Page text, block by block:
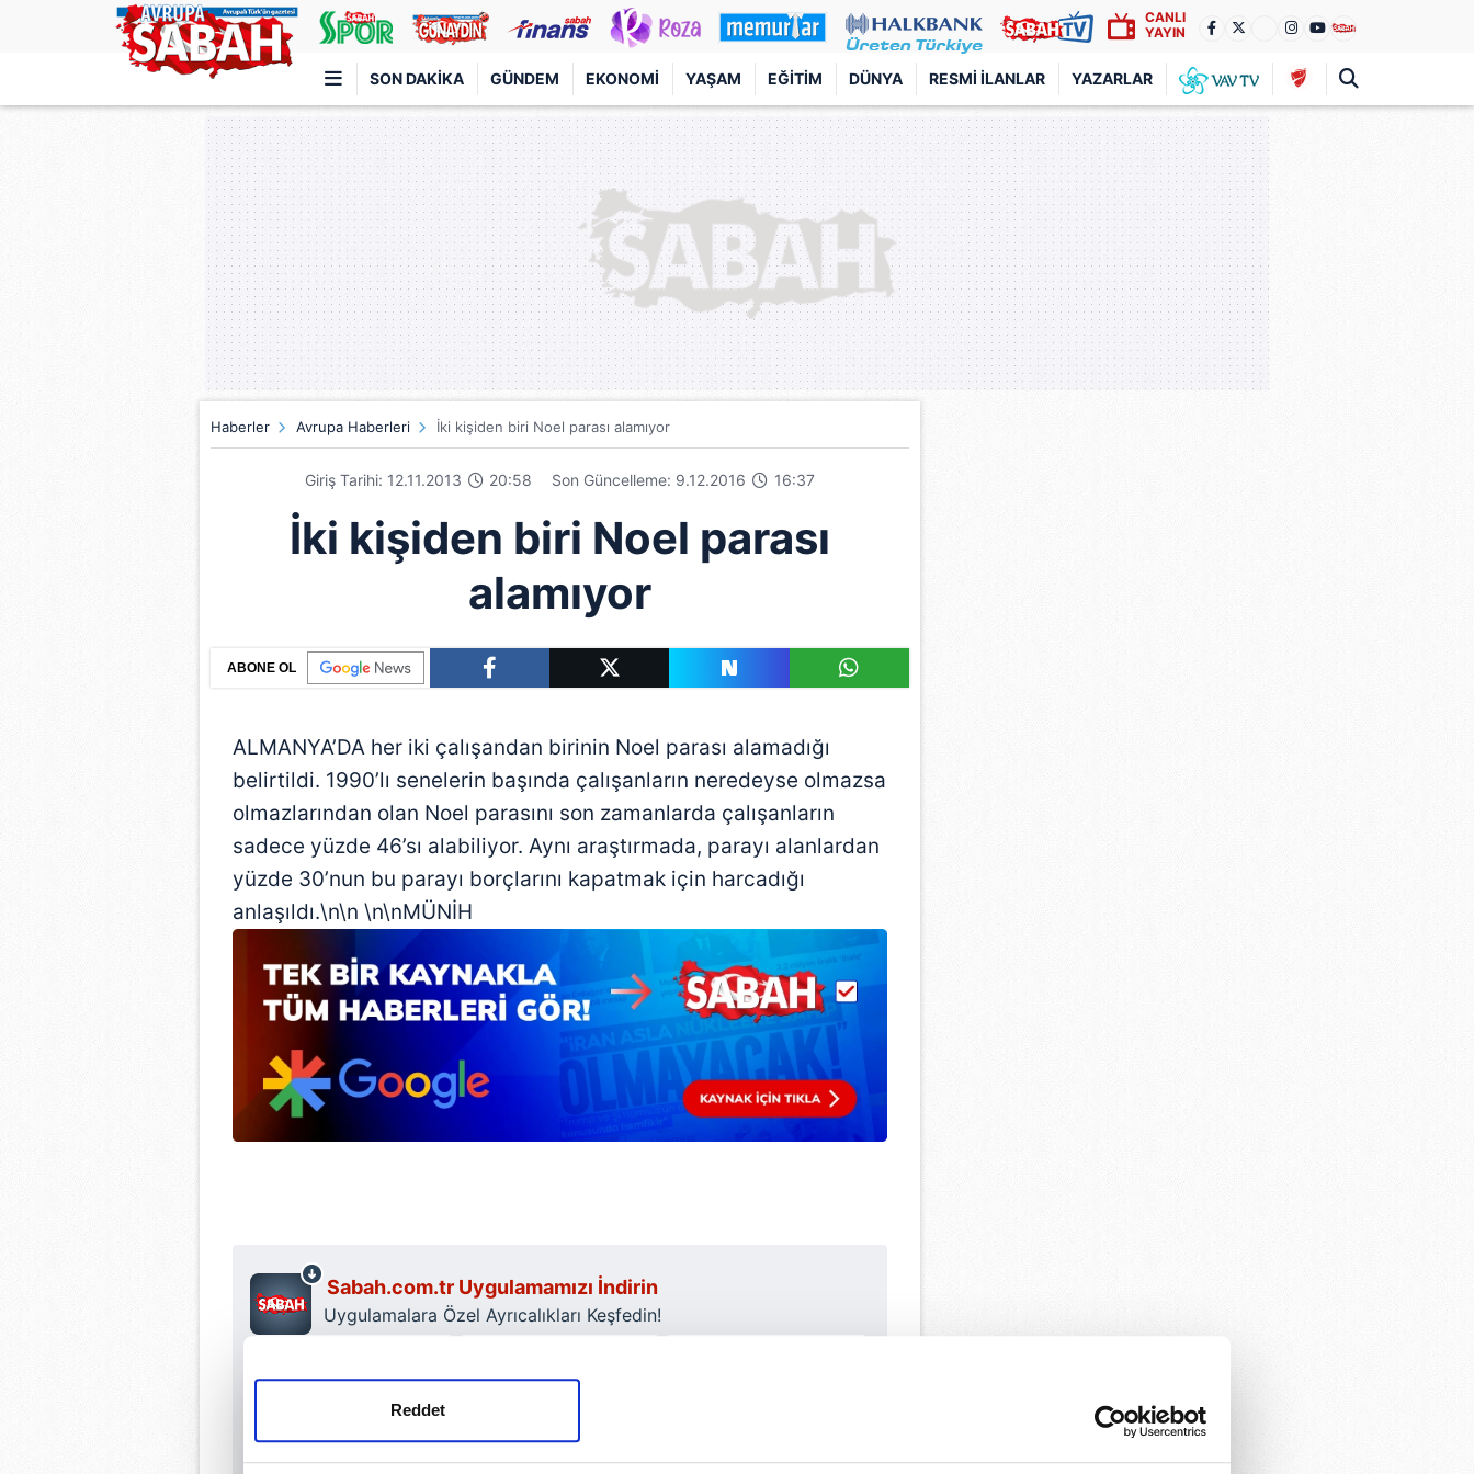
Reddet
CANLI
YAYIN
SON DAKIKA GÜNDEM EKONOMI YAŞAM EĞITIM DÜNYA RESMI İLANLAR YAZARLAR
Türkiye'nin en iyi haber sitesi
Haberler Avrupa Haberleri İki kişiden biri Noel parası alamıyor
Giriş Tarihi: 12.11.2013 20:58 Son Güncelleme: 9.12.2016 16:37
İki kişiden biri Noel parası
alamıyor
ABONE OL
ALMANYA’DA her iki çalışandan birinin Noel parası alamadığı
belirtildi. 1990’lı senelerin başında çalışanların neredeyse olmazsa
olmazlarından olan Noel parasını son zamanlarda çalışanların
sadece yüzde 46’sı alabiliyor. Aynı araştırmada, parayı alanlardan
yüzde 30’nun bu parayı borçlarını kapatmak için harcadığı
anlaşıldı.\n\n \n\nMÜNİH
Sabah.com.tr Uygulamamızı İndirin
Uygulamalara Özel Ayrıcalıkları Keşfedin!